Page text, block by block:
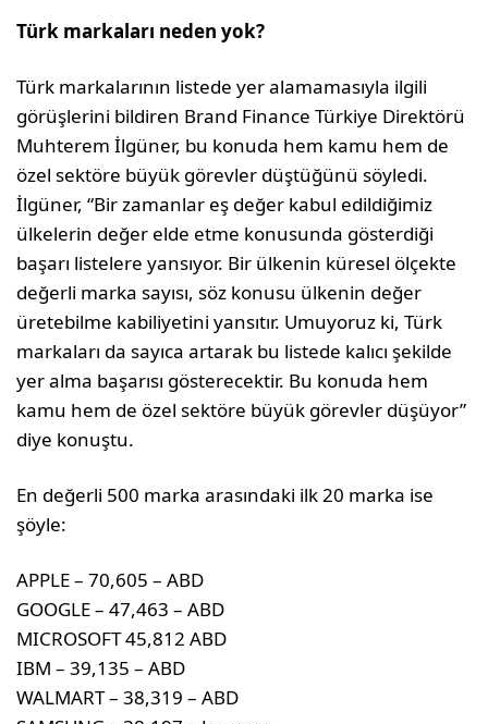
Türk markaları neden yok?
Türk markalarının listede yer alamamasıyla ilgili
görüşlerini bildiren Brand Finance Türkiye Direktörü
Muhterem İlgüner, bu konuda hem kamu hem de
özel sektöre büyük görevler düştüğünü söyledi.
İlgüner, “Bir zamanlar eş değer kabul edildiğimiz
ülkelerin değer elde etme konusunda gösterdiği
başarı listelere yansıyor. Bir ülkenin küresel ölçekte
değerli marka sayısı, söz konusu ülkenin değer
üretebilme kabiliyetini yansıtır. Umuyoruz ki, Türk
markaları da sayıca artarak bu listede kalıcı şekilde
yer alma başarısı gösterecektir. Bu konuda hem
kamu hem de özel sektöre büyük görevler düşüyor”
diye konuştu.
En değerli 500 marka arasındaki ilk 20 marka ise
şöyle:
APPLE – 70,605 – ABD
GOOGLE – 47,463 – ABD
MICROSOFT 45,812 ABD
IBM – 39,135 – ABD
WALMART – 38,319 – ABD